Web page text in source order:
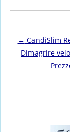
Post navigation
← CandiSlim
Dimagrire